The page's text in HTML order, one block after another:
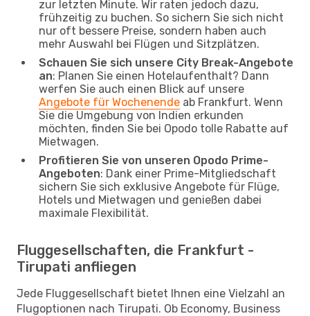
zur letzten Minute. Wir raten jedoch dazu,
frühzeitig zu buchen. So sichern Sie sich nicht
nur oft bessere Preise, sondern haben auch
mehr Auswahl bei Flügen und Sitzplätzen.
Schauen Sie sich unsere City Break-Angebote
an: Planen Sie einen Hotelaufenthalt? Dann
werfen Sie auch einen Blick auf unsere
Angebote für Wochenende ab Frankfurt. Wenn
Sie die Umgebung von Indien erkunden
möchten, finden Sie bei Opodo tolle Rabatte auf
Mietwagen.
Profitieren Sie von unseren Opodo Prime-
Angeboten: Dank einer Prime-Mitgliedschaft
sichern Sie sich exklusive Angebote für Flüge,
Hotels und Mietwagen und genießen dabei
maximale Flexibilität.
Fluggesellschaften, die Frankfurt -
Tirupati anfliegen
Jede Fluggesellschaft bietet Ihnen eine Vielzahl an
Flugoptionen nach Tirupati. Ob Economy, Business